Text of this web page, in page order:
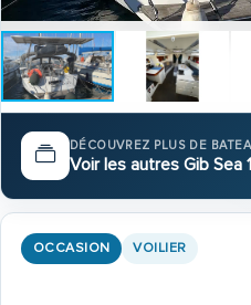
DÉCOUVREZ PLUS DE
Voir les autres Gib Sea
OCCASION VOILIER